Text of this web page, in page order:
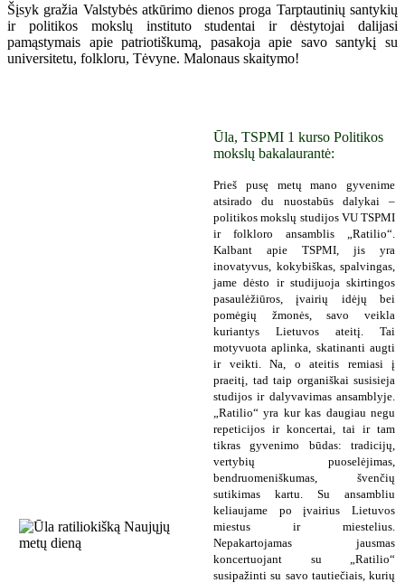
Šįsyk gražia Valstybės atkūrimo dienos proga Tarptautinių santykių
ir politikos mokslų instituto studentai ir dėstytojai dalijasi
pamąstymais apie patriotiškumą, pasakoja apie savo santykį su
universitetu, folkloru, Tėvyne. Malonaus skaitymo!
Ūla, TSPMI 1 kurso Politikos
mokslų bakalaurantė:
Prieš pusę metų mano gyvenime
atsirado du nuostabūs dalykai –
politikos mokslų studijos VU TSPMI
ir folkloro ansamblis „Ratilio“.
Kalbant apie TSPMI, jis yra
inovatyvus, kokybiškas, spalvingas,
jame dėsto ir studijuoja skirtingos
pasaulėžiūros, įvairių idėjų bei
pomėgių žmonės, savo veikla
kuriantys Lietuvos ateitį. Tai
motyvuota aplinka, skatinanti augti
ir veikti. Na, o ateitis remiasi į
praeitį, tad taip organiškai susisieja
studijos ir dalyvavimas ansamblyje.
„Ratilio“ yra kur kas daugiau negu
repeticijos ir koncertai, tai ir tam
tikras gyvenimo būdas: tradicijų,
vertybių puoselėjimas,
bendruomeniškumas, švenčių
sutikimas kartu. Su ansambliu
keliaujame po įvairius Lietuvos
miestus ir miestelius.
Nepakartojamas jausmas
koncertuojant su „Ratilio“
susipažinti su savo tautiečiais, kurių